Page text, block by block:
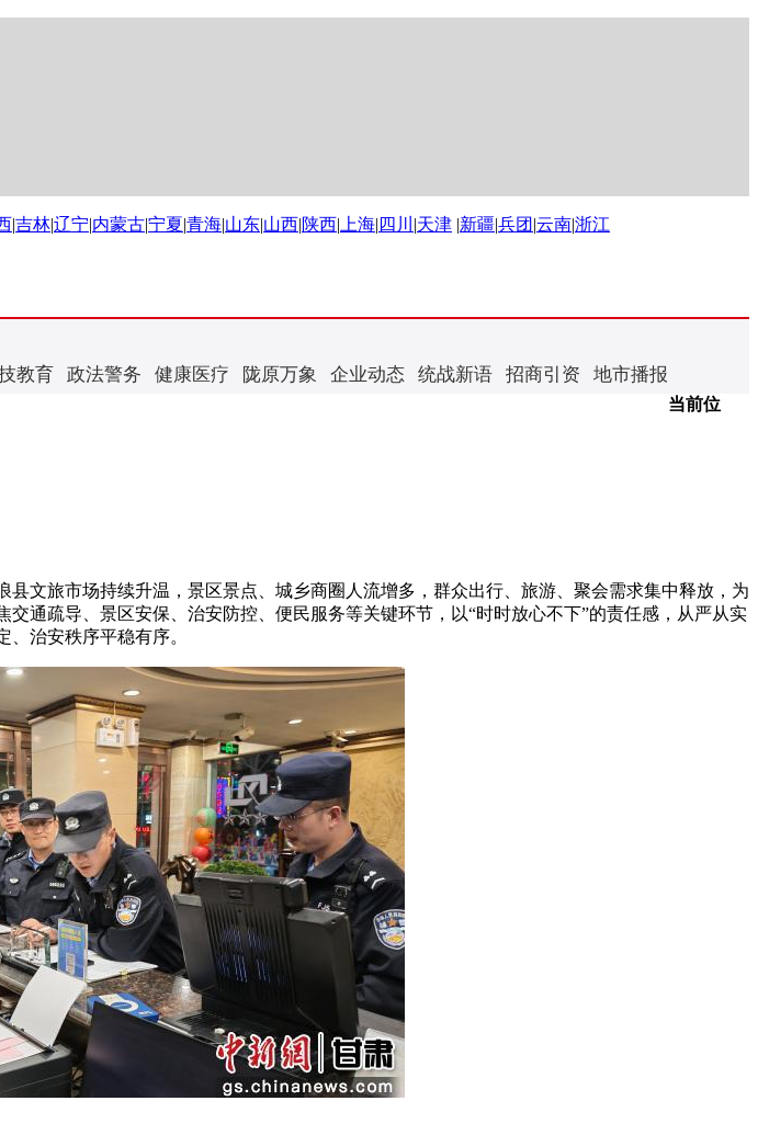
|吉林|辽宁|内蒙古|宁夏|青海|山东|山西|陕西| 上海| 四川 |天津 |新疆|兵团 |云南|浙江
教育 政法警务 健康医疗 陇原万象 企业动态 统战新语 招商引资 地市播报
当前位
旅市场持续升温，景区景点、城乡商圈人流增多，群众出行、旅游、聚会需求集中释放，为
通疏导、景区安保、治安防控、便民服务等关键环节，以“时时放心不下”的责任感，从严从实
治安秩序平稳有序。